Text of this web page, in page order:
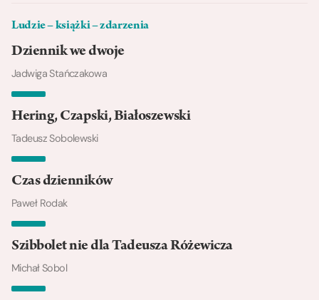
Ludzie – książki – zdarzenia
Dziennik we dwoje
Jadwiga Stańczakowa
Hering, Czapski, Białoszewski
Tadeusz Sobolewski
Czas dzienników
Paweł Rodak
Szibbolet nie dla Tadeusza Różewicza
Michał Sobol